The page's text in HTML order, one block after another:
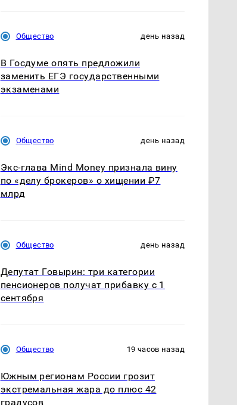
СМИ: В Химках на
Общество день назад
В Госдуме опять предложили
заменить ЕГЭ государственными
экзаменами
Общество день назад
Экс-глава Mind Money признала вину
по «делу брокеров» о хищении ₽7
млрд
Общество день назад
Депутат Говырин: три категории
пенсионеров получат прибавку с 1
сентября
Общество 19 часов назад
Южным регионам России грозит
экстремальная жара до плюс 42
градусов